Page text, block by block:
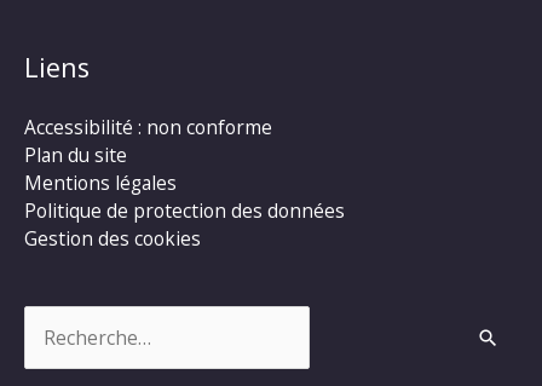
Liens
Accessibilité : non conforme
Plan du site
Mentions légales
Politique de protection des données
Gestion des cookies